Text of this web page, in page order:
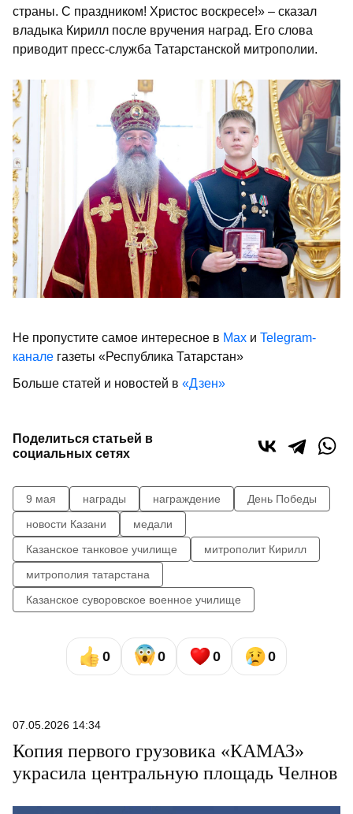
страны. С праздником! Христос воскресе!» – сказал
владыка Кирилл после вручения наград. Его слова
приводит пресс-служба Татарстанской митрополии.
Не пропустите самое интересное в Max и Telegram-
канале газеты «Республика Татарстан»
Больше статей и новостей в «Дзен»
Поделиться статьей в
социальных сетях
9 мая награды награждение
День Победы
новости Казани
медали
Казанское танковое училище
митрополит Кирилл
митрополия татарстана
Казанское суворовское военное училище
0 0 0 0
07.05.2026 14:34
Копия первого грузовика «КАМАЗ»
украсила центральную площадь Челнов